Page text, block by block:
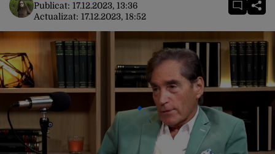
Publicat: 17.12.2023, 13:36
Actualizat: 17.12.2023, 18:52